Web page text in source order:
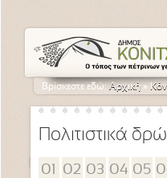
Βρίσκεστε εδώ:Αρχική »
Πολιτιστικά
01 02 03 04 05